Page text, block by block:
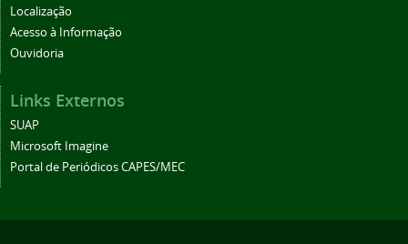
Localização
Acesso à Informação
Ouvidoria
Links Externos
SUAP
Microsoft Imagine
Portal de Periódicos CAPES/MEC